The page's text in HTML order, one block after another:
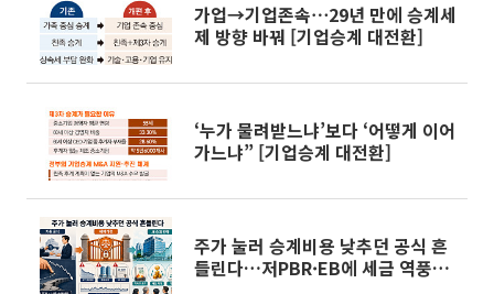
가업→기업존속⋯29년 만에 승계세
제 방향 바꿔 [기업승계 대전환]
‘누가 물려받느냐’보다 ‘어떻게 이어
가느냐” [기업승계 대전환]
주가 눌러 승계비용 낮추던 공식 흔
들린다…저PBR·EB에 세금 역풍